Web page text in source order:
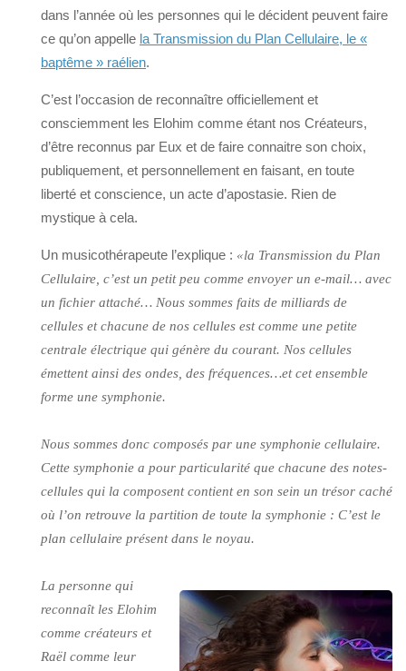
dans l’année où les personnes qui le décident peuvent faire
ce qu’on appelle la Transmission du Plan Cellulaire, le «
baptême » raélien.
C’est l’occasion de reconnaître officiellement et
consciemment les Elohim comme étant nos Créateurs,
d’être reconnus par Eux et de faire connaitre son choix,
publiquement, et personnellement en faisant, en toute
liberté et conscience, un acte d’apostasie. Rien de
mystique à cela.
Un musicothérapeute l’explique : «la Transmission du Plan
Cellulaire, c’est un petit peu comme envoyer un e-mail… avec
un fichier attaché… Nous sommes faits de milliards de
cellules et chacune de nos cellules est comme une petite
centrale électrique qui génère du courant. Nos cellules
émettent ainsi des ondes, des fréquences…et cet ensemble
forme une symphonie.
Nous sommes donc composés par une symphonie cellulaire.
Cette symphonie a pour particularité que chacune des notes-
cellules qui la composent contient en son sein un trésor caché
où l’on retrouve la partition de toute la symphonie : C’est le
plan cellulaire présent dans le noyau.
La personne qui
reconnaît les Elohim
comme créateurs et
Raël comme leur